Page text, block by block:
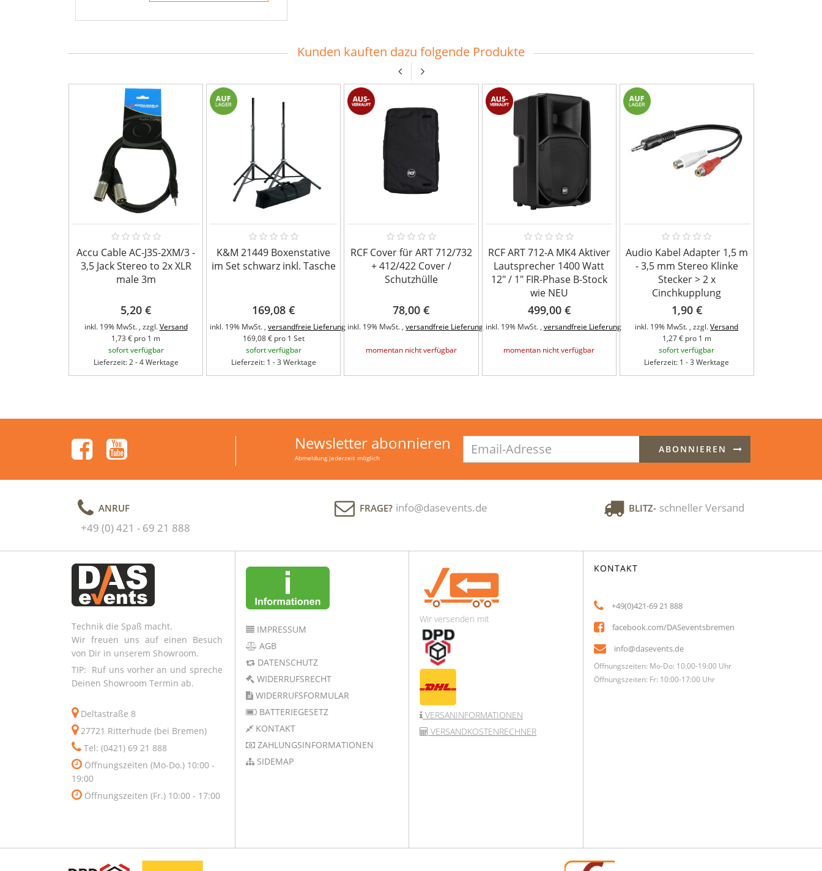
Kunden kauften dazu folgende Produkte
Accu Cable AC-J3S-2XM/3 -
3,5 Jack Stereo to 2x XLR
male 3m
5,20 €
inkl. 19% MwSt. , zzgl. Versand
1,73 € pro 1 m
sofort verfügbar
Lieferzeit: 2 - 4 Werktage
K&M 21449 Boxenstative
im Set schwarz inkl. Tasche
169,08 €
inkl. 19% MwSt. ,versandfreie Lieferung
169,08 € pro 1 Set
sofort verfügbar
Lieferzeit: 1 - 3 Werktage
RCF Cover für ART 712/732
+ 412/422 Cover /
Schutzhülle
78,00 €
inkl. 19% MwSt. ,versandfreie Lieferung
momentan nicht verfügbar
RCF ART 712-A MK4 Aktiver
Lautsprecher 1400 Watt
12" / 1" FIR-Phase B-Stock
wie NEU
499,00 €
inkl. 19% MwSt. , versandfreie Lieferung
momentan nicht verfügbar
Audio Kabel Adapter 1,5 m
- 3,5 mm Stereo Klinke
Stecker > 2 x
Cinchkupplung
1,90 €
inkl. 19% MwSt. , zzgl.Versand
1,27 € pro 1 m
sofort verfügbar
Lieferzeit: 1 - 3 Werktage
Newsletter abonnieren
Abmeldung jederzeit möglich
Adresse
ABONNIEREN
ANRUF
+49 (0) 421 - 69 21 888
FRAGE? info@dasevents.de BLITZ- schneller Versand
Technik die Spaß macht.
Wir freuen uns auf einen Besuch
von Dir in unserem Showroom.
TIP: Ruf uns vorher an und spreche
Deinen Showroom Termin ab.
Deltastraße 8
27721 Ritterhude (bei Bremen)
Tel: (0421) 69 21 888
Öffnungszeiten (Mo-Do.) 10:00 -
19:00
Öffnungszeiten (Fr.) 10:00 - 17:00
IMPRESSUM
AGB
DATENSCHUTZ
WIDERRUFSRECHT
WIDERRUFSFORMULAR
BATTERIEGESETZ
KONTAKT
ZAHLUNGSINFORMATIONEN
SIDEMAP
Wir versenden mit
VERSANINFORMATIONEN
VERSANDKOSTENRECHNER
KONTAKT
+49(0)421-69 21 888
facebook.com/DASeventsbremen
info@dasevents.de
Öffnungszeiten: Mo-Do: 10:00-19:00 Uhr
Öffnungszeiten: Fr: 10:00-17:00 Uhr